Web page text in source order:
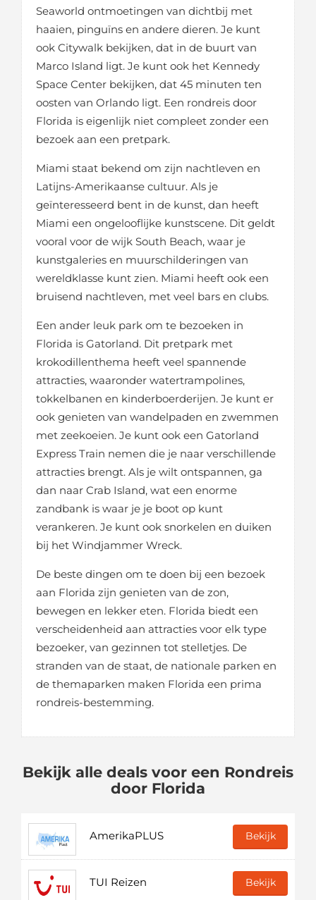
Seaworld ontmoetingen van dichtbij met
haaien, pinguïns en andere dieren. Je kunt
ook Citywalk bekijken, dat in de buurt van
Marco Island ligt. Je kunt ook het Kennedy
Space Center bekijken, dat 45 minuten ten
oosten van Orlando ligt. Een rondreis door
Florida is eigenlijk niet compleet zonder een
bezoek aan een pretpark.
Miami staat bekend om zijn nachtleven en
Latijns-Amerikaanse cultuur. Als je
geïnteresseerd bent in de kunst, dan heeft
Miami een ongelooflijke kunstscene. Dit geldt
vooral voor de wijk South Beach, waar je
kunstgaleries en muurschilderingen van
wereldklasse kunt zien. Miami heeft ook een
bruisend nachtleven, met veel bars en clubs.
Een ander leuk park om te bezoeken in
Florida is Gatorland. Dit pretpark met
krokodillenthema heeft veel spannende
attracties, waaronder watertrampolines,
tokkelbanen en kinderboerderijen. Je kunt er
ook genieten van wandelpaden en zwemmen
met zeekoeien. Je kunt ook een Gatorland
Express Train nemen die je naar verschillende
attracties brengt. Als je wilt ontspannen, ga
dan naar Crab Island, wat een enorme
zandbank is waar je je boot op kunt
verankeren. Je kunt ook snorkelen en duiken
bij het Windjammer Wreck.
De beste dingen om te doen bij een bezoek
aan Florida zijn genieten van de zon,
bewegen en lekker eten. Florida biedt een
verscheidenheid aan attracties voor elk type
bezoeker, van gezinnen tot stelletjes. De
stranden van de staat, de nationale parken en
de themaparken maken Florida een prima
rondreis-bestemming.
Bekijk alle deals voor een Rondreis
door Florida
AmerikaPLUS Bekijk
TUI Reizen Bekijk